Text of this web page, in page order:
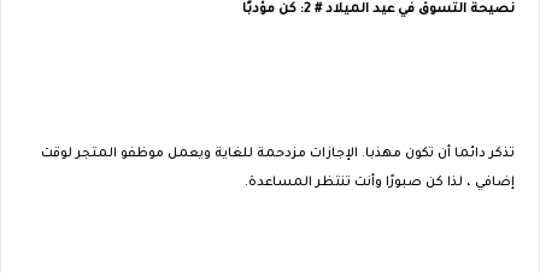
نصيحة التسوق في عيد الميلاد # 2: كن مؤدبًا
تذكر دائما أن تكون مهذبا. الإجازات مزدحمة للغاية ويعمل موظفو المتجر لوقت
إضافي ، لذا كن صبورًا وأنت تنتظر المساعدة.